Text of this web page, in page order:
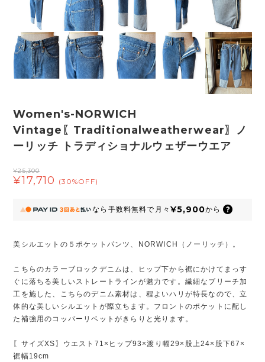
Women's-NORWICH
Vintage〖Traditionalweatherwear〗ノ
ーリッチ トラディショナルウェザーウエア
¥25,300
¥17,710 (30%OFF)
なら 手数料無料で 月々 ¥5,900から
美シルエットの５ポケットパンツ、NORWICH（ノーリッチ）。
こちらのカラーブロックデニムは、ヒップ下から裾にかけてまっす
ぐに落ちる美しいストレートラインが魅力です。繊細なブリーチ加
工を施した、こちらのデニム素材は、程よいハリが特長なので、立
体的な美しいシルエットが際立ちます。フロントのポケットに配し
た補強用のコッパーリベットがきらりと光ります。
〖サイズXS〗ウエスト71×ヒップ93×渡り幅29×股上24×股下67×
裾幅19cm